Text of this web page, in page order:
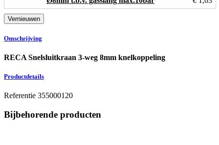
Omschrijving
RECA Snelsluitkraan 3-weg 8mm knelkoppeling
Productdetails
Referentie 355000120
Bijbehorende producten